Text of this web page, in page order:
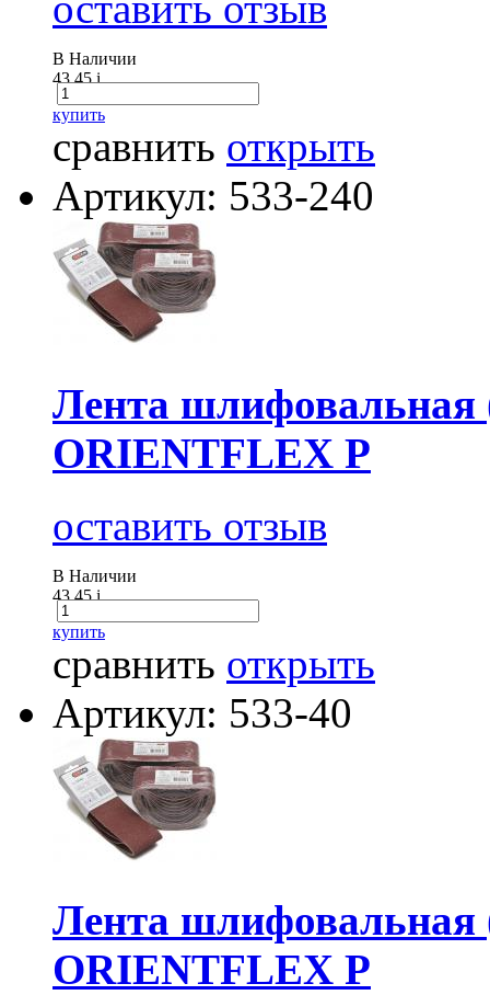
В Наличии
43.45i
купить
сравнить открыть
Артикул: 533-240
Лента шлифовальная
ORIENTFLEX P
оставить отзыв
В Наличии
43.45i
купить
сравнить открыть
Артикул: 533-40
Лента шлифовальная
ORIENTFLEX P